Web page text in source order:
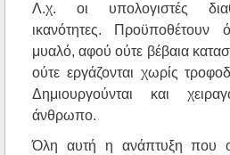
Λ.χ. οι υπολογιστές
ικανότητες.
μυαλό, αφού ούτε βέβαια
ούτε εργάζονται χωρίς
Δημιουργούνται και
άνθρωπο.
Όλη αυτή η ανάπτυξη που